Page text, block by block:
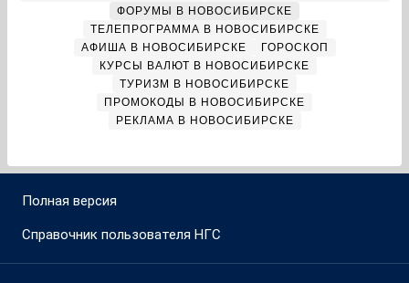
ФОРУМЫ В НОВОСИБИРСКЕ
ТЕЛЕПРОГРАММА В НОВОСИБИРСКЕ
АФИША В НОВОСИБИРСКЕ
ГОРОСКОП
КУРСЫ ВАЛЮТ В НОВОСИБИРСКЕ
ТУРИЗМ В НОВОСИБИРСКЕ
ПРОМОКОДЫ В НОВОСИБИРСКЕ
РЕКЛАМА В НОВОСИБИРСКЕ
Полная версия
Справочник пользователя НГС